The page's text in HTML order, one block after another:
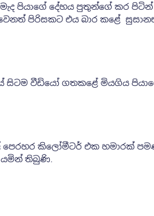
පියාගේ දේහය පුතුන්ගේ කර
පිරිසකට එය බාර කළේ
වීඩියෝ ගතකළේ මියගිය
පෙරහර කිලෝමීටර් එක හමාරක්
යමින් තිබුණි.